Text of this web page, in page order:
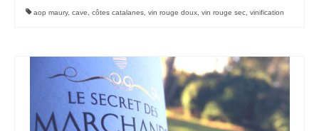
Le Secret des Marchands, AOP Maury rouge
Wine Style
Contact
aop maury, cave, côtes catalanes, vin rouge doux, vin rouge sec, vinification